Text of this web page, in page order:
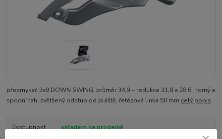
přesmykač 3x9 DOWN SWING, průměr 34,9 + redukce 31,8 a 28,6, horný a
spodní tah, zvětšený odstup od pláště, řetězová linka 50 mm celý popis
Dostupnost skladem na prodejně